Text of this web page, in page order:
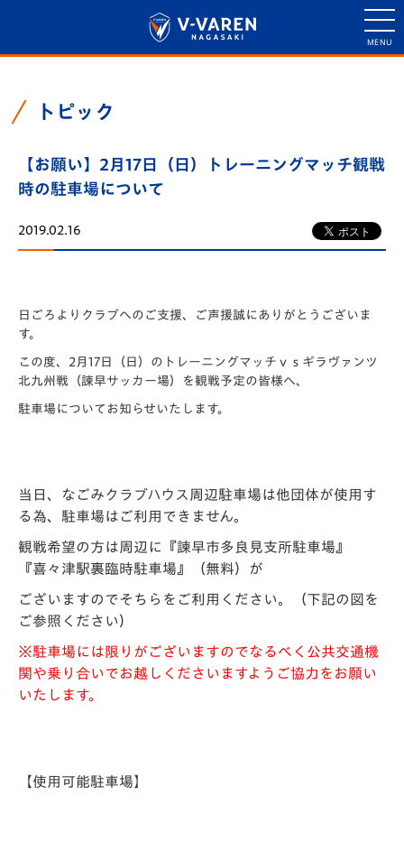
トピック
【お願い】2月17日（日）トレーニングマッチ観戦
時の駐車場について
2019.02.16
日ごろよりクラブへのご支援、ご声援誠にありがとうございま
す。
この度、2月17日（日）のトレーニングマッチｖｓギラヴァンツ
北九州戦（諫早サッカー場）を観戦予定の皆様へ、
駐車場についてお知らせいたします。
当日、なごみクラブハウス周辺駐車場は他団体が使用す
る為、駐車場はご利用できません。
観戦希望の方は周辺に『諫早市多良見支所駐車場』
『喜々津駅裏臨時駐車場』（無料）が
ございますのでそちらをご利用ください。（下記の図を
ご参照ください）
※駐車場には限りがございますのでなるべく公共交通機
関や乗り合いでお越しくださいますようご協力をお願い
いたします。
【使用可能駐車場】